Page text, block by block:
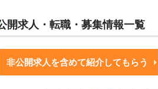
開求人・転職・募集情報一覧
非公開求人を含めて紹介してもらう